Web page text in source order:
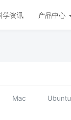
学资讯 产品中心
Mac Ubuntu